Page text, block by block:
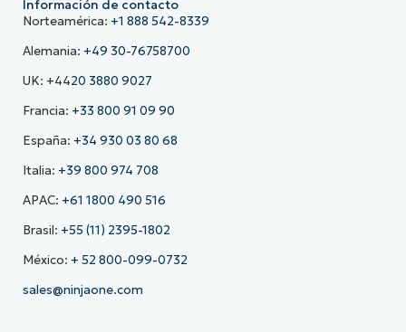
Información de contacto
Norteamérica: +1 888 542-8339
Alemania: +49 30-76758700
UK: +4420 3880 9027
Francia: +33 800 91 09 90
España: +34 930 03 80 68
Italia: +39 800 974 708
APAC: +61 1800 490 516
Brasil: +55 (11) 2395-1802
México: + 52 800-099-0732
sales@ninjaone.com